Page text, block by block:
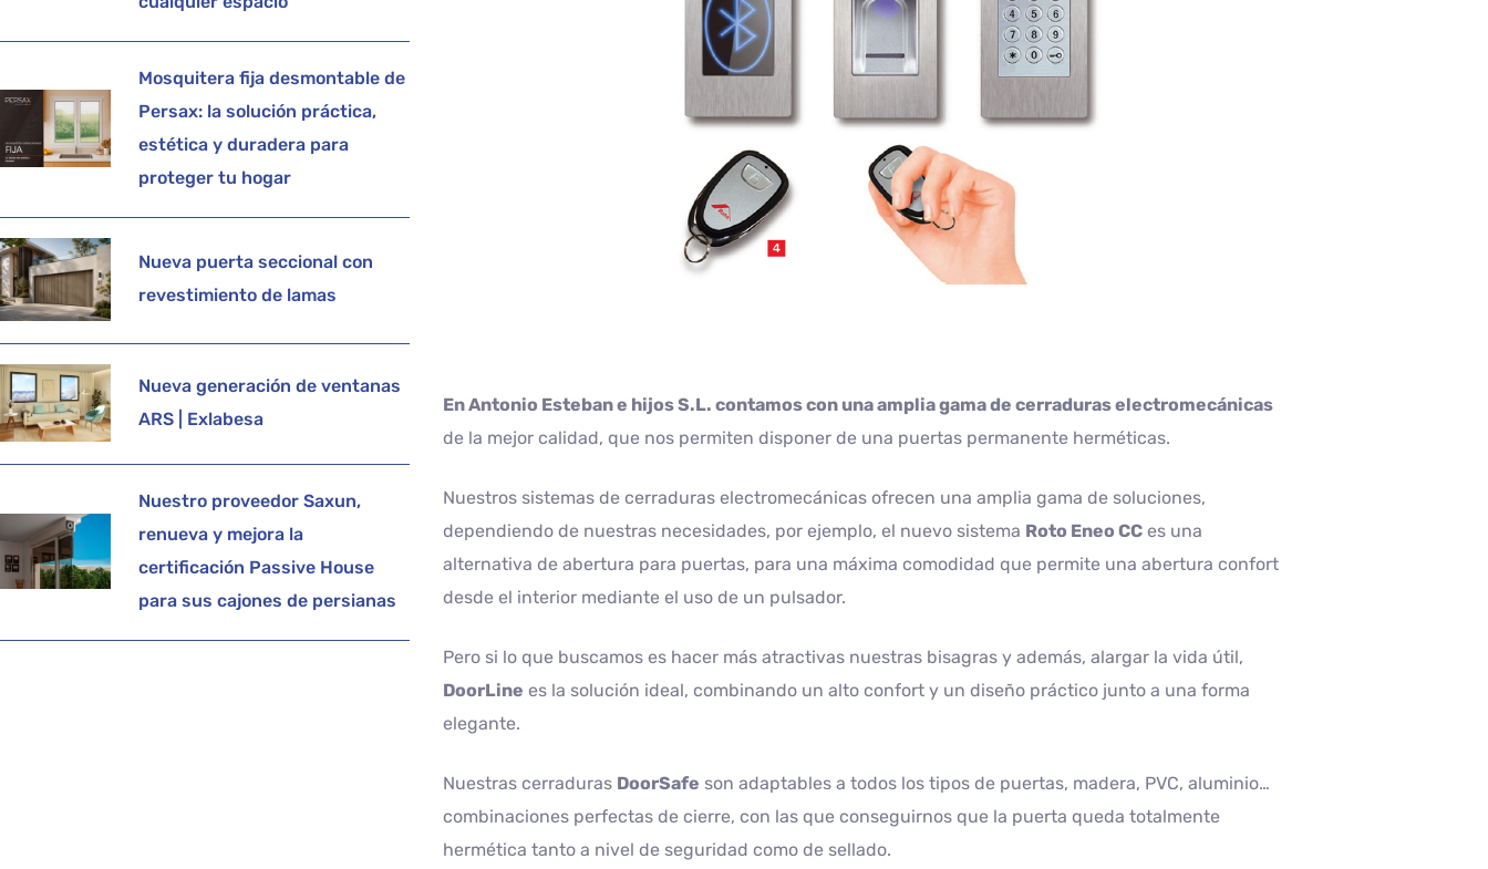
Mosquitera fija desmontable de
Persax: la solución práctica,
estética y duradera para
proteger tu hogar
Nueva puerta seccional con
revestimiento de lamas
Nueva generación de ventanas
ARS | Exlabesa
Nuestro proveedor Saxun,
renueva y mejora la
certificación Passive House
para sus cajones de persianas
En Antonio Esteban e hijos S.L. contamos con una amplia gama de cerraduras electromecánicas
de la mejor calidad, que nos permiten disponer de una puertas permanente herméticas.
Nuestros sistemas de cerraduras electromecánicas ofrecen una amplia gama de soluciones,
dependiendo de nuestras necesidades, por ejemplo, el nuevo sistema Roto Eneo CC es una
alternativa de abertura para puertas, para una máxima comodidad que permite una abertura confort
desde el interior mediante el uso de un pulsador.
Pero si lo que buscamos es hacer más atractivas nuestras bisagras y además, alargar la vida útil,
DoorLine es la solución ideal, combinando un alto confort y un diseño práctico junto a una forma
elegante.
Nuestras cerraduras DoorSafe son adaptables a todos los tipos de puertas, madera, PVC, aluminio…
combinaciones perfectas de cierre, con las que conseguirnos que la puerta queda totalmente
hermética tanto a nivel de seguridad como de sellado.